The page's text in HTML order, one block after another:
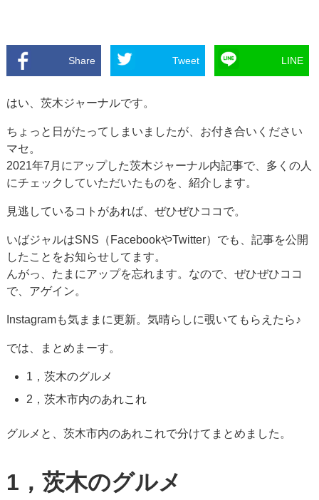
Share Tweet LINE
はい、茨木ジャーナルです。
ちょっと日がたってしまいましたが、お付き合いください
マセ。
2021年7月にアップした茨木ジャーナル内記事で、多くの人
にチェックしていただいたものを、紹介します。
見逃しているコトがあれば、ぜひぜひココで。
いばジャルはSNS（FacebookやTwitter）でも、記事を公開
したことをお知らせしてます。
んがっ、たまにアップを忘れます。なので、ぜひぜひココ
で、アゲイン。
Instagramも気ままに更新。気晴らしに覗いてもらえたら♪
では、まとめまーす。
1，茨木のグルメ
2，茨木市内のあれこれ
グルメと、茨木市内のあれこれで分けてまとめました。
1，茨木のグルメ